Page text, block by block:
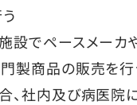
設でペースメーカ
製商品の販売を行
、社内及び病医院